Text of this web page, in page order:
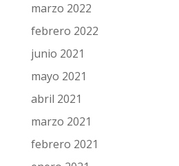
marzo 2022
febrero 2022
junio 2021
mayo 2021
abril 2021
marzo 2021
febrero 2021